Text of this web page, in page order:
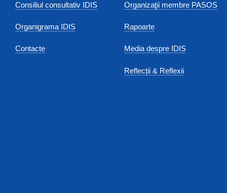
Consiliul consultativ IDIS
Organigrama IDIS
Contacte
Organizaţii membre PASOS
Rapoarte
Media despre IDIS
Reflecții & Reflexii